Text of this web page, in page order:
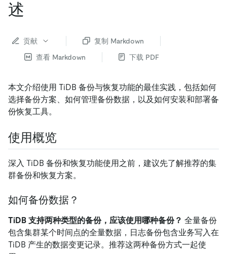
述
贡献
复制 Markdown
查看 Markdown
下载 PDF
本文介绍使用 TiDB 备份与恢复功能的最佳实践，包括如何
选择备份方案、如何管理备份数据，以及如何安装和部署备
份恢复工具。
使用概览
深入 TiDB 备份和恢复功能使用之前，建议先了解推荐的集
群备份和恢复方案。
如何备份数据？
TiDB 支持两种类型的备份，应该使用哪种备份？ 全量备份
包含集群某个时间点的全量数据，日志备份包含业务写入在
TiDB 产生的数据变更记录。推荐这两种备份方式一起使